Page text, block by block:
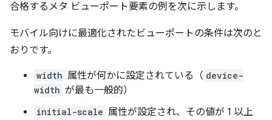
合格するメタ ビューポート要素の例を次に示します。
モバイル向けに最適化されたビューポートの条件は次のと
おりです。
width 属性が何かに設定されている（ device-
width が最も一般的）
initial-scale 属性が設定され、その値が 1 以上